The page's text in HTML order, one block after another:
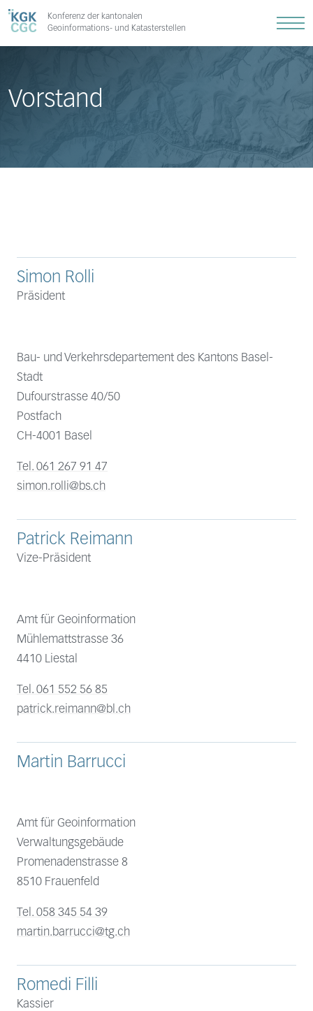
Konferenz der kantonalen
Geoinformations- und Katasterstellen
Vorstand
Simon Rolli
Präsident
Bau- und Verkehrsdepartement des Kantons Basel-
Stadt
Dufourstrasse 40/50
Postfach
CH-4001 Basel
Tel. 061 267 91 47
simon.rolli@bs.ch
Patrick Reimann
Vize-Präsident
Amt für Geoinformation
Mühlemattstrasse 36
4410 Liestal
Tel. 061 552 56 85
patrick.reimann@bl.ch
Martin Barrucci
Amt für Geoinformation
Verwaltungsgebäude
Promenadenstrasse 8
8510 Frauenfeld
Tel. 058 345 54 39
martin.barrucci@tg.ch
Romedi Filli
Kassier